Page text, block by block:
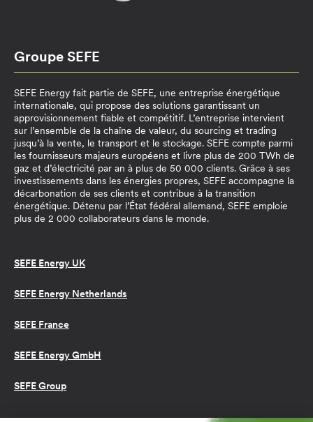
Groupe SEFE
SEFE Energy fait partie de SEFE, une entreprise énergétique
internationale, qui propose des solutions garantissant un
approvisionnement fiable et compétitif. L’entreprise intervient
sur l’ensemble de la chaîne de valeur, du sourcing et trading
jusqu’à la vente, le transport et le stockage. SEFE compte parmi
les fournisseurs majeurs européens et livre plus de 200 TWh de
gaz et d’électricité par an à plus de 50 000 clients. Grâce à ses
investissements dans les énergies propres, SEFE accompagne la
décarbonation de ses clients et contribue à la transition
énergétique. Détenu par l’État fédéral allemand, SEFE emploie
plus de 2 000 collaborateurs dans le monde.
SEFE Energy UK
SEFE Energy Netherlands
SEFE France
SEFE Energy GmbH
SEFE Group